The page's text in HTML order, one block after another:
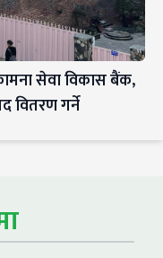
सेवा विकास बैंक,
वितरण गर्ने